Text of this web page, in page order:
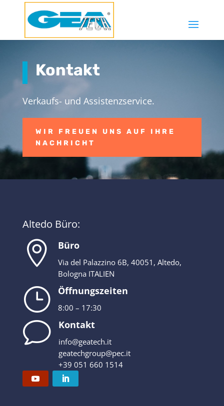
Kontakt
Verkaufs- und Assistenzservice.
WIR FREUEN UNS AUF IHRE
NACHRICHT
Altedo Büro:
 Büro
Via del Palazzino 6B, 40051, Altedo,
Bologna ITALIEN
} Öffnungszeiten
8:00 – 17:30
v Kontakt
info@geatech.it
geatechgroup@pec.it
+39 051 660 1514